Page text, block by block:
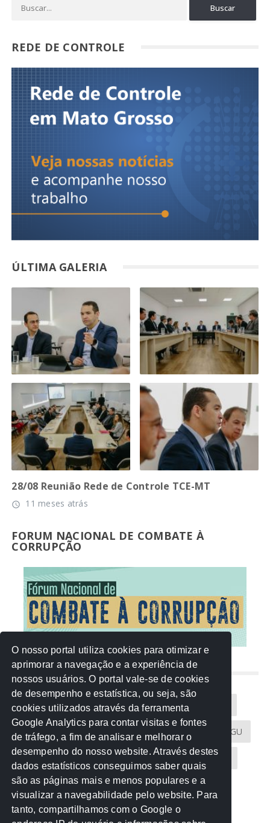
REDE DE CONTROLE
ÚLTIMA GALERIA
28/08 Reunião Rede de Controle TCE-MT
access_time 11 meses atrás
FORUM NACIONAL DE COMBATE À
CORRUPÇÃO
NUVEM DE TAGS
Acontece na Rede AGU AMM
Atricon Audicom CAU-MT CGU
CREA-MT Eventos MPC-MT MPE-MT
MPF Notícias PF PGE-MT PGR
Receita Federal Sem categoria
O nosso portal utiliza cookies para otimizar e
aprimorar a navegação e a experiência de
nossos usuários. O portal vale-se de cookies
de desempenho e estatística, ou seja, são
cookies utilizados através da ferramenta
Google Analytics para contar visitas e fontes
de tráfego, a fim de analisar e melhorar o
desempenho do nosso website. Através destes
dados estatísticos conseguimos saber quais
são as páginas mais e menos populares e a
visualizar a navegabilidade pelo website. Para
tanto, compartilhamos com o Google o